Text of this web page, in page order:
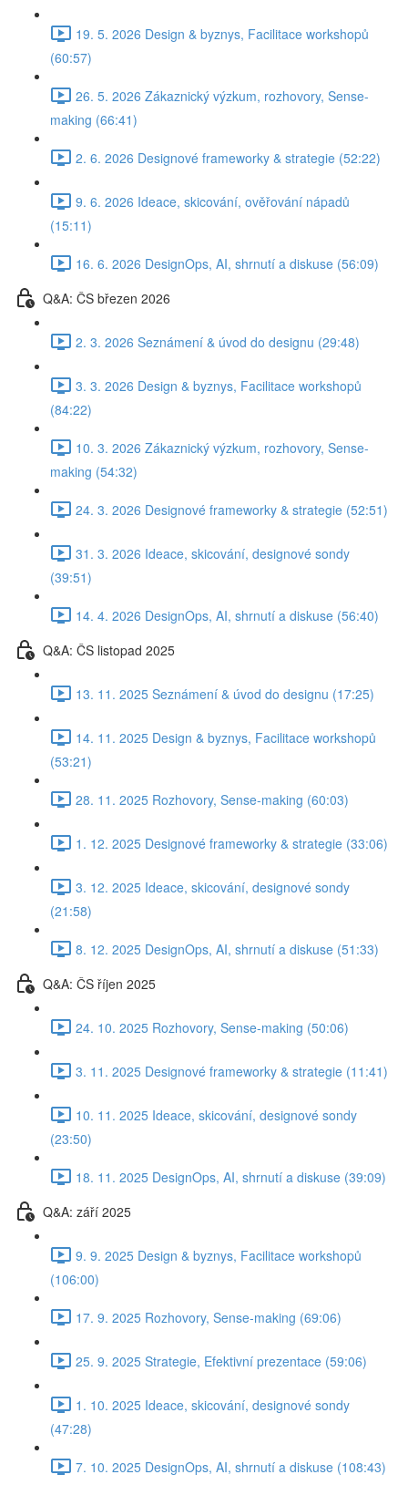
19. 5. 2026 Design & byznys, Facilitace workshopů
(60:57)
26. 5. 2026 Zákaznický výzkum, rozhovory, Sense-
making (66:41)
2. 6. 2026 Designové frameworky & strategie (52:22)
9. 6. 2026 Ideace, skicování, ověřování nápadů
(15:11)
16. 6. 2026 DesignOps, AI, shrnutí a diskuse (56:09)
Q&A: ČS březen 2026
2. 3. 2026 Seznámení & úvod do designu (29:48)
3. 3. 2026 Design & byznys, Facilitace workshopů
(84:22)
10. 3. 2026 Zákaznický výzkum, rozhovory, Sense-
making (54:32)
24. 3. 2026 Designové frameworky & strategie (52:51)
31. 3. 2026 Ideace, skicování, designové sondy
(39:51)
14. 4. 2026 DesignOps, AI, shrnutí a diskuse (56:40)
Q&A: ČS listopad 2025
13. 11. 2025 Seznámení & úvod do designu (17:25)
14. 11. 2025 Design & byznys, Facilitace workshopů
(53:21)
28. 11. 2025 Rozhovory, Sense-making (60:03)
1. 12. 2025 Designové frameworky & strategie (33:06)
3. 12. 2025 Ideace, skicování, designové sondy
(21:58)
8. 12. 2025 DesignOps, AI, shrnutí a diskuse (51:33)
Q&A: ČS říjen 2025
24. 10. 2025 Rozhovory, Sense-making (50:06)
3. 11. 2025 Designové frameworky & strategie (11:41)
10. 11. 2025 Ideace, skicování, designové sondy
(23:50)
18. 11. 2025 DesignOps, AI, shrnutí a diskuse (39:09)
Q&A: září 2025
9. 9. 2025 Design & byznys, Facilitace workshopů
(106:00)
17. 9. 2025 Rozhovory, Sense-making (69:06)
25. 9. 2025 Strategie, Efektivní prezentace (59:06)
1. 10. 2025 Ideace, skicování, designové sondy
(47:28)
7. 10. 2025 DesignOps, AI, shrnutí a diskuse (108:43)